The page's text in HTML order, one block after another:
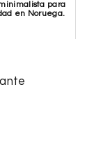
para
en Noruega.